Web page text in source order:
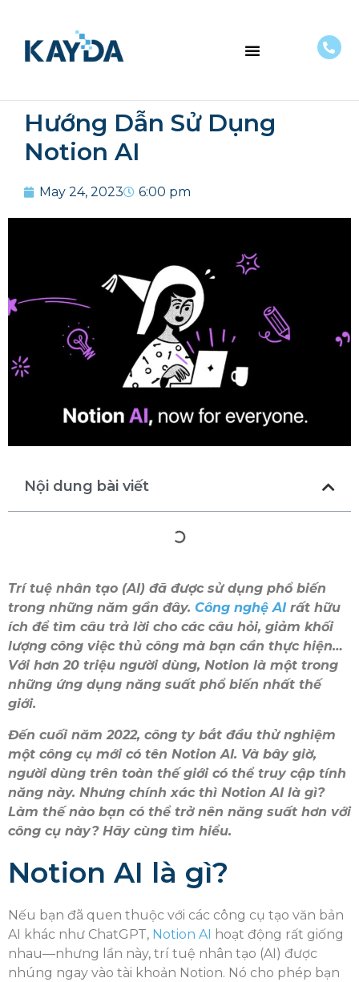
Hướng Dẫn Sử Dụng
Notion AI
May 24, 2023 6:00 pm
Nội dung bài viết
Trí tuệ nhân tạo (AI) đã được sử dụng phổ biến
trong những năm gần đây. Công nghệ AIrất hữu
ích để tìm câu trả lời cho các câu hỏi, giảm khối
lượng công việc thủ công mà bạn cần thực hiện…
Với hơn 20 triệu người dùng, Notion là một trong
những ứng dụng năng suất phổ biến nhất thế
giới.
Đến cuối năm 2022, công ty bắt đầu thử nghiệm
một công cụ mới có tên Notion AI. Và bây giờ,
người dùng trên toàn thế giới có thể truy cập tính
năng này. Nhưng chính xác thì Notion AI là gì?
Làm thế nào bạn có thể trở nên năng suất hơn với
công cụ này? Hãy cùng tìm hiểu.
Notion AI là gì?
Nếu bạn đã quen thuộc với các công cụ tạo văn bản
AI khác như ChatGPT, Notion AI hoạt động rất giống
nhau—nhưng lần này, trí tuệ nhân tạo (AI) được
nhúng ngay vào tài khoản Notion. Nó cho phép bạn